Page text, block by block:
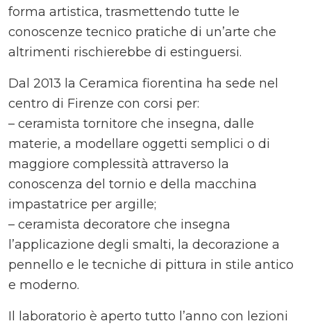
forma artistica, trasmettendo tutte le
conoscenze tecnico pratiche di un’arte che
altrimenti rischierebbe di estinguersi.
Dal 2013 la Ceramica fiorentina ha sede nel
centro di Firenze con corsi per:
– ceramista tornitore che insegna, dalle
materie, a modellare oggetti semplici o di
maggiore complessità attraverso la
conoscenza del tornio e della macchina
impastatrice per argille;
– ceramista decoratore che insegna
l’applicazione degli smalti, la decorazione a
pennello e le tecniche di pittura in stile antico
e moderno.
Il laboratorio è aperto tutto l’anno con lezioni